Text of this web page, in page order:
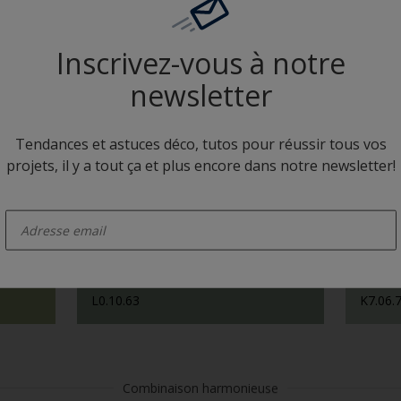
L0.10.63
Camaïeux
L0.10.63
Combinaison harmonieuse
Inscrivez-vous à notre
newsletter
Tendances et astuces déco, tutos pour réussir tous vos
projets, il y a tout ça et plus encore dans notre newsletter!